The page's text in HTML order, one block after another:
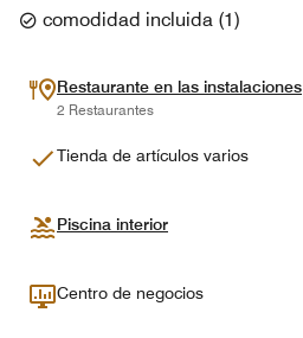
comodidad incluida (1)
Restaurante en las instalaciones
2 Restaurantes
Tienda de artículos varios
Piscina interior
Centro de negocios